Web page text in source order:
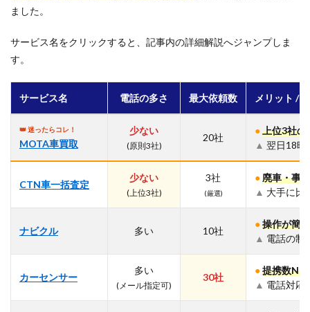
2
論】車
定おす
グ
TOP5：
迷った
らここ
から選
ぶ
2.1
MOTA
車買
ー
｜
ました。
サービス名をクリックすると、記事内の詳細解説へジャンプしま
す。
サービス名 電話の多さ 最大依頼数 メリット /
👑 迷ったらコレ！
MOTA車買取
少ない
(原則3社)
20社
●上位3社の
▲ 翌日18時
CTN車一括査定
少ない
(上位3社)
3社
(厳選)
●廃車・事
▲ 大手に比
ナビクル 多い 10社
●操作が簡
▲ 電話の制
カーセンサー
多い
(メール指定可)
30社
●提携数
▲ 電話対応